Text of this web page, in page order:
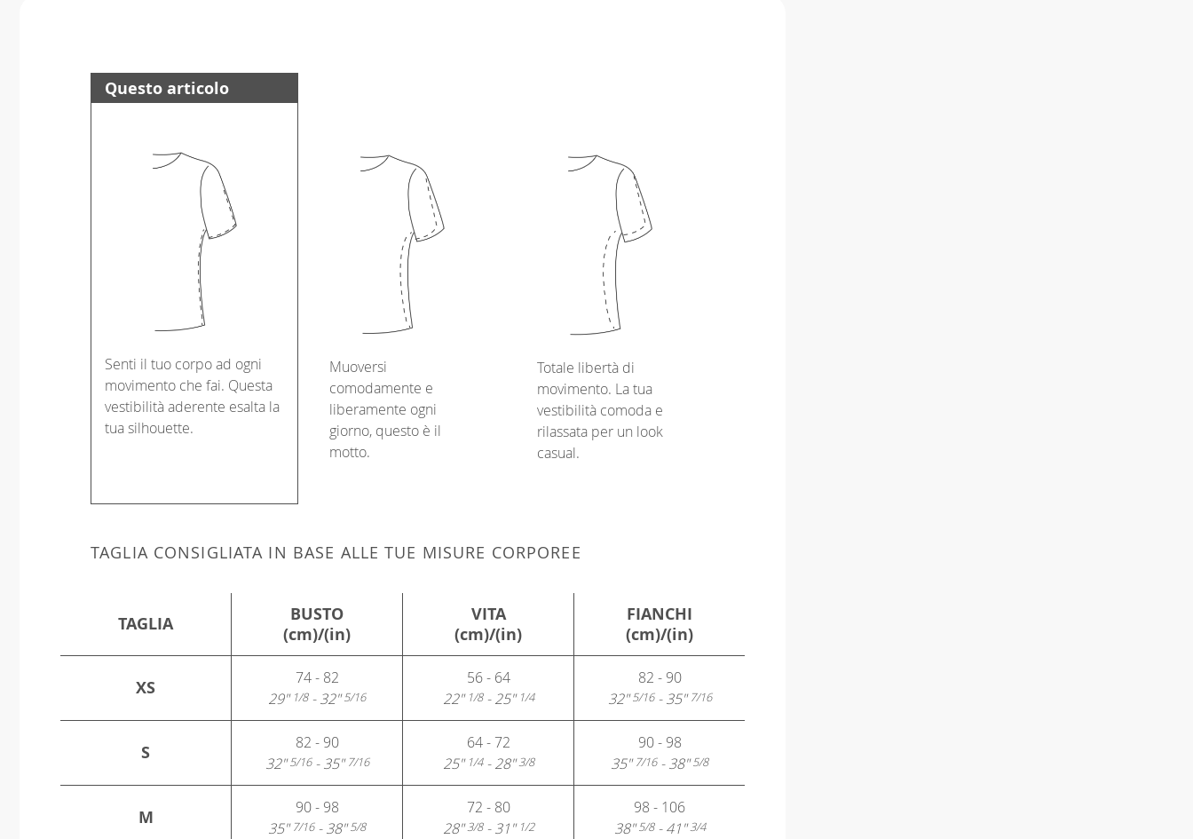
Questo articolo
Senti il tuo corpo ad ogni
movimento che fai. Questa
vestibilità aderente esalta la
tua silhouette.
Muoversi
comodamente e
liberamente ogni
giorno, questo è il
motto.
Totale libertà di
movimento. La tua
vestibilità comoda e
rilassata per un look
casual.
TAGLIA CONSIGLIATA IN BASE ALLE TUE MISURE CORPOREE
TAGLIA
BUSTO
(cm)/(in)
VITA
(cm)/(in)
FIANCHI
(cm)/(in)
XS
74 - 82
29"1/8- 32"5/16
56 - 64
22"1/8- 25"1/4
82 - 90
32"5/16- 35"7/16
S
82 - 90
32"5/16- 35"7/16
64 - 72
25"1/4- 28"3/8
90 - 98
35"7/16- 38"5/8
M
90 - 98
35"7/16- 38"5/8
72 - 80
28"3/8- 31"1/2
98 - 106
38"5/8- 41"3/4